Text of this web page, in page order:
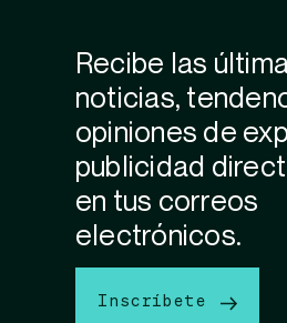
Recibe las
noticias,
opiniones de
publicidad
en tus correos
electrónicos.
Inscríbete